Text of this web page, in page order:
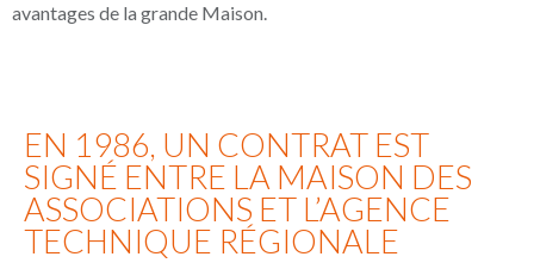
avantages de la grande Maison.
EN 1986, UN CONTRAT EST
SIGNÉ ENTRE LA MAISON DES
ASSOCIATIONS ET L’AGENCE
TECHNIQUE RÉGIONALE